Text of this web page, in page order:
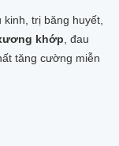
trị băng huyết,
khớp , đau
tăng cường miễn